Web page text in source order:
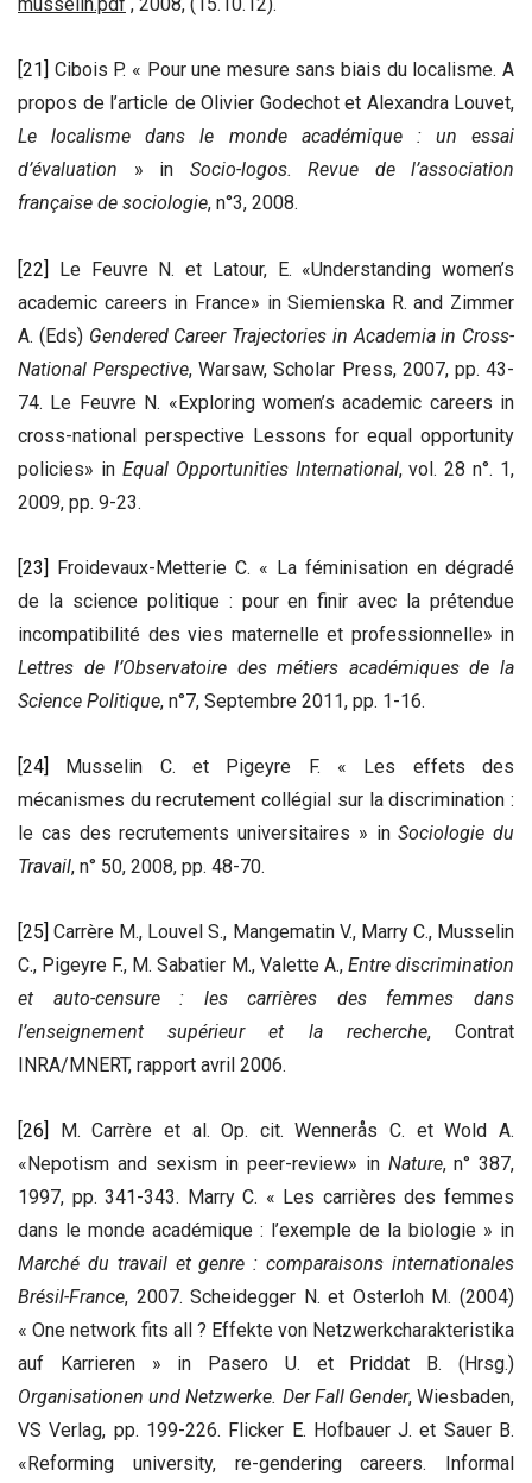
[21]
Cibois P. « Pour une mesure sans biais du localisme. A
propos de l’article de Olivier Godechot et Alexandra Louvet,
Le localisme dans le monde académique : un essai
d’évaluation » in Socio-logos. Revue de l’association
française de sociologie, n°3, 2008.
[22]
Le Feuvre N. et Latour, E. «Understanding women’s
academic careers in France» in Siemienska R. and Zimmer
A. (Eds) Gendered Career Trajectories in Academia in Cross-
National Perspective, Warsaw, Scholar Press, 2007, pp. 43-
74. Le Feuvre N. «Exploring women’s academic careers in
cross-national perspective Lessons for equal opportunity
policies» in Equal Opportunities International, vol. 28 n°. 1,
2009, pp. 9-23.
[23] Froidevaux-Metterie C. « La féminisation en dégradé
de la science politique : pour en finir avec la prétendue
incompatibilité des vies maternelle et professionnelle» in
Lettres de l’Observatoire des métiers académiques de la
Science Politique, n°7, Septembre 2011, pp. 1-16.
[24]
Musselin C. et Pigeyre F. « Les effets des
mécanismes du recrutement collégial sur la discrimination :
le cas des recrutements universitaires » inSociologie du
Travail, n° 50, 2008, pp. 48-70.
[25] Carrère M., Louvel S., Mangematin V., Marry C., Musselin
C., Pigeyre F., M. Sabatier M., Valette A., Entre discrimination
et auto-censure : les carrières des femmes dans
l’enseignement supérieur et la recherche, Contrat
INRA/MNERT, rapport avril 2006.
[26]
M. Carrère et al. Op. cit. Wennerås C. et Wold A.
«Nepotism and sexism in peer-review» in Nature, n° 387,
1997, pp. 341-343. Marry C. « Les carrières des femmes
dans le monde académique : l’exemple de la biologie » in
Marché du travail et genre : comparaisons internationales
Brésil-France, 2007. Scheidegger N. et Osterloh M. (2004)
« One network fits all ? Effekte von Netzwerkcharakteristika
auf Karrieren » in Pasero U. et Priddat B. (Hrsg.)
Organisationen und Netzwerke. Der Fall Gender, Wiesbaden,
VS Verlag, pp. 199-226. Flicker E. Hofbauer J. et Sauer B.
«Reforming university, re-gendering careers. Informal